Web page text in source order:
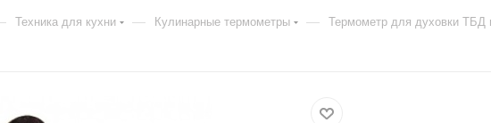
Техника для кухни — Кулинарные термометры — Термометр для духовки ТБД